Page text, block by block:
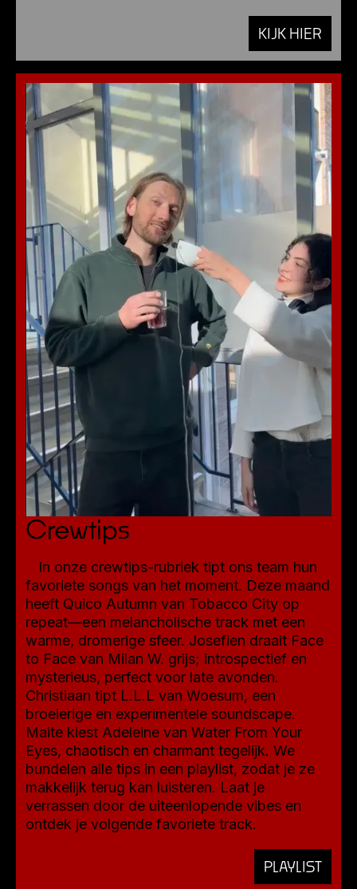
KIJK HIER
Crewtips
In onze crewtips-rubriek tipt ons team hun
favoriete songs van het moment. Deze maand
heeft Quico Autumn van Tobacco City op
repeat—een melancholische track met een
warme, dromerige sfeer. Josefien draait Face
to Face van Milan W. grijs; introspectief en
mysterieus, perfect voor late avonden.
Christiaan tipt L.L.L van Woesum, een
broeierige en experimentele soundscape.
Maite kiest Adeleine van Water From Your
Eyes, chaotisch en charmant tegelijk. We
bundelen alle tips in een playlist, zodat je ze
makkelijk terug kan luisteren. Laat je
verrassen door de uiteenlopende vibes en
ontdek je volgende favoriete track.
PLAYLIST